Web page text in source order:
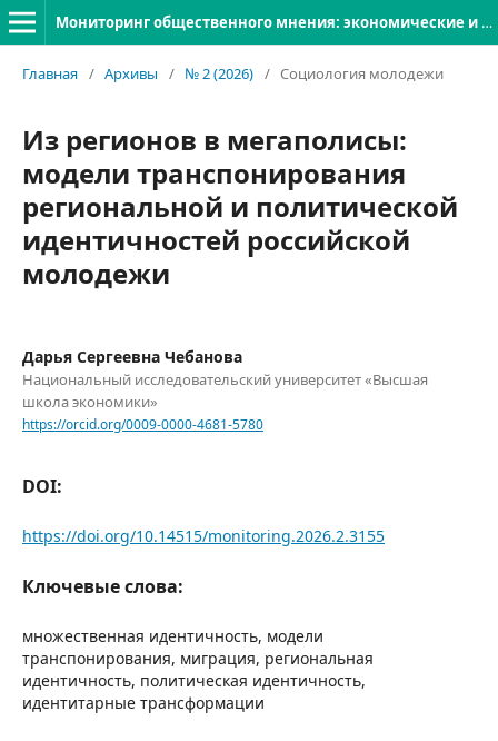
Мониторинг общественного мнения: экономические и социальные перемены
Главная / Архивы / № 2 (2026) / Социология молодежи
Из регионов в мегаполисы:
модели транспонирования
региональной и политической
идентичностей российской
молодежи
Дарья Сергеевна Чебанова
Национальный исследовательский университет «Высшая
школа экономики»
https://orcid.org/0009-0000-4681-5780
DOI:
https://doi.org/10.14515/monitoring.2026.2.3155
Ключевые слова:
множественная идентичность, модели
транспонирования, миграция, региональная
идентичность, политическая идентичность,
идентитарные трансформации